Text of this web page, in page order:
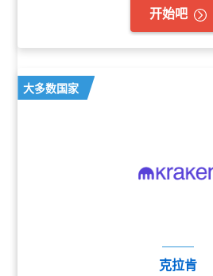
开始吧
大多数国家
克拉肯